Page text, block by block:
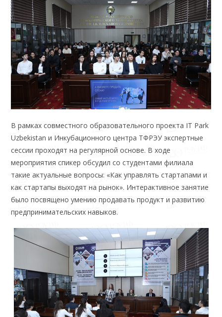
В рамках совместного образовательного проекта IT Park
Uzbekistan и Инкубационного центра ТФРЭУ экспертные
сессии проходят на регулярной основе. В ходе
мероприятия спикер обсудил со студентами филиала
такие актуальные вопросы: «Как управлять стартапами и
как стартапы выходят на рынок». Интерактивное занятие
было посвящено умению продавать продукт и развитию
предпринимательских навыков.